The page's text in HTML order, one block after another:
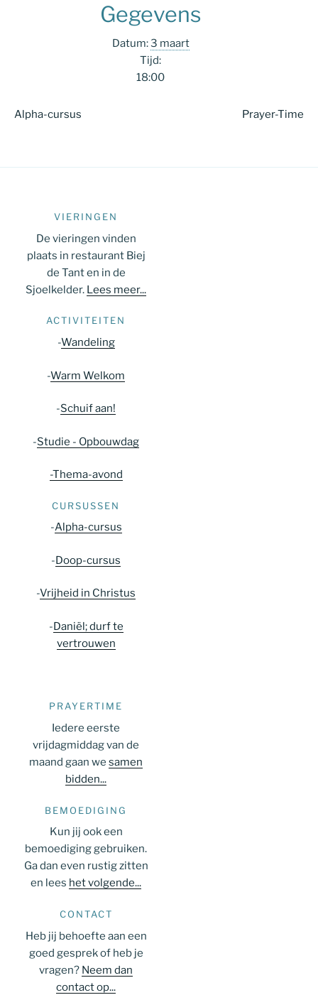
Gegevens
Datum:3 maart
Tijd:
18:00
Alpha-cursus Prayer-Time
VIERINGEN
De vieringen vinden
plaats in restaurant Biej
de Tant en in de
Sjoelkelder. Lees meer...
ACTIVITEITEN
-Wandeling
-Warm Welkom
-Schuif aan!
-Studie - Opbouwdag
-Thema-avond
CURSUSSEN
-Alpha-cursus
-Doop-cursus
-Vrijheid in Christus
-Daniël; durf te
vertrouwen
PRAYERTIME
Iedere eerste
vrijdagmiddag van de
maand gaan wesamen
bidden...
BEMOEDIGING
Kun jij ook een
bemoediging gebruiken.
Ga dan even rustig zitten
en lees het volgende...
CONTACT
Heb jij behoefte aan een
goed gesprek of heb je
vragen? Neem dan
contact op...